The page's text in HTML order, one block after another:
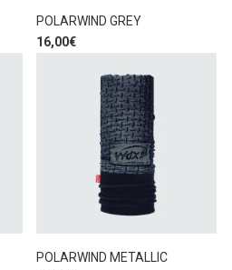
POLARWIND GREY
16,00€
POLARWIND METALLIC